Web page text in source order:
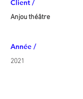
Client /
Anjou théâtre
Année /
2021